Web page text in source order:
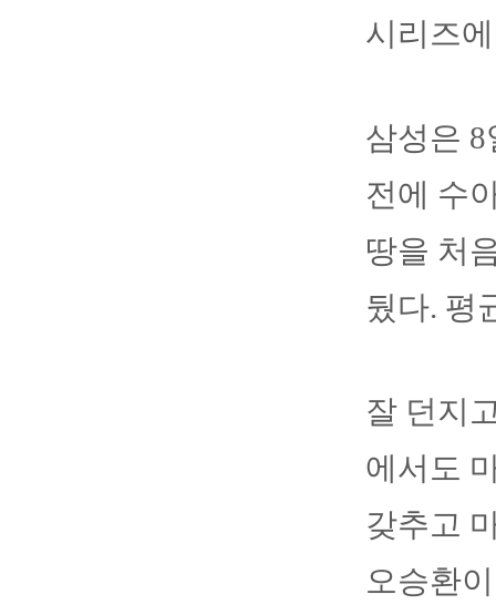
시리즈
삼성은
전에 수
땅을 처
뒀다. 평
잘 던지
에서도
갖추고
오승환